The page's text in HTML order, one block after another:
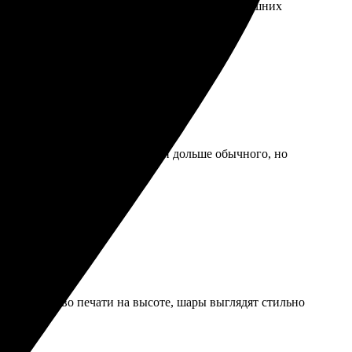
крепление есть. Повесила сразу, без лишних
сложная, потому что делали дольше обычного, но
Качество печати на высоте, шары выглядят стильно